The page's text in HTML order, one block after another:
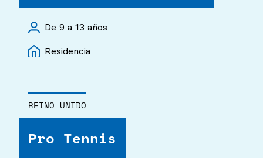
De 9 a 13 años
Residencia
REINO UNIDO
Pro Tennis